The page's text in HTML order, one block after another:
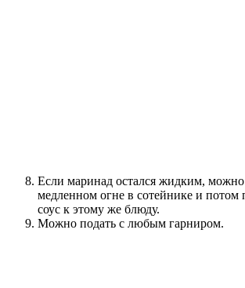
Если маринад остался жидким, можно
медленном огне в сотейнике и потом
соус к этому же блюду.
Можно подать с любым гарниром.